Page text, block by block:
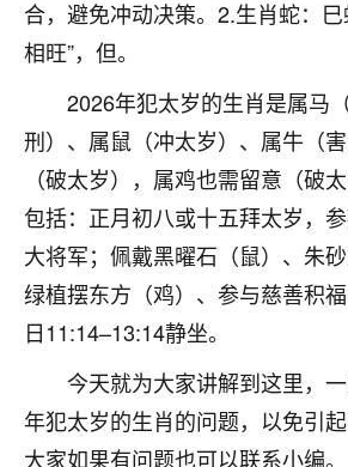
合，避免冲动决策。2.生肖蛇：
相旺”，但。
2026年犯太岁的生肖是属马
刑）、属鼠（冲太岁）、属牛（
（破太岁），属鸡也需留意（破
包括：正月初八或十五拜太岁，
大将军；佩戴黑曜石（鼠）、朱砂
绿植摆东方（鸡）、参与慈善积
日11:14–13:14静坐。
今天就为大家讲解到这里，
年犯太岁的生肖的问题，以免引起
大家如果有问题也可以联系小编。
青春168
我也想要，我也想要！
2天前 来自山西
Jessica李
老师做不做超度法事？我想给我
刚去世了。
七零老顽童：我母亲前年离
做梦梦见她，后来也是朋友
师，安排了超度法事，做梦
了，一开始是半信半疑的，
超度，现在看来，人不信也
2天前 来自云南